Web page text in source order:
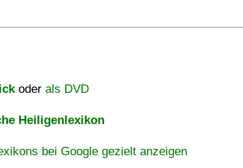
oder als DVD
Heiligenlexikon
bei Google gezielt anzeigen